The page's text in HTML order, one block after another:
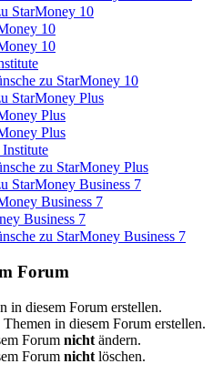
StarMoney 10
10
10
zu StarMoney 10
StarMoney Plus
Plus
Plus
zu StarMoney Plus
StarMoney Business 7
Business 7
Business 7
zu StarMoney Business 7
Forum
in diesem Forum erstellen.
in diesem Forum erstellen.
Forum nicht ändern.
Forum nicht löschen.